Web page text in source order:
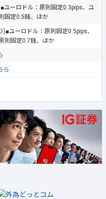
ユーロドル：原則固定0.3pips、ユ
固定0.5銭、ほか
ユーロドル：原則固定0.5pips、
則固定0.7銭、ほか
ら